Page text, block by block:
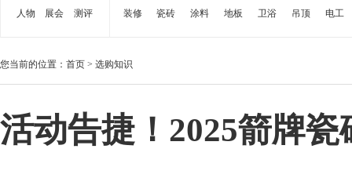
人物
展会 测评
装修
瓷砖 涂料 地板 卫浴 吊顶 电工
您当前的位置： 首页 > 选购知识
活动告捷！2025箭牌瓷